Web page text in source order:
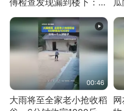
傅检查发现漏到楼下：出
风口未延伸到外墙
教
00:46
大雨将至全家老小抢收稻